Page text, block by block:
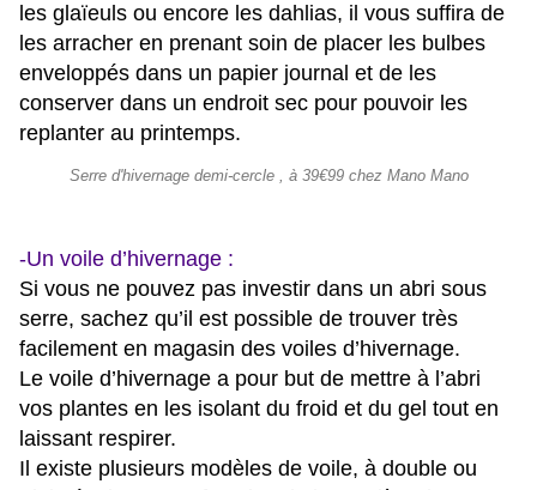
les glaïeuls ou encore les dahlias, il vous suffira de
les arracher en prenant soin de placer les bulbes
enveloppés dans un papier journal et de les
conserver dans un endroit sec pour pouvoir les
replanter au printemps.
Serre d'hivernage demi-cercle , à 39€99 chez Mano Mano
-Un voile d’hivernage :
Si vous ne pouvez pas investir dans un abri sous
serre, sachez qu’il est possible de trouver très
facilement en magasin des voiles d’hivernage.
Le voile d’hivernage a pour but de mettre à l’abri
vos plantes en les isolant du froid et du gel tout en
laissant respirer.
Il existe plusieurs modèles de voile, à double ou